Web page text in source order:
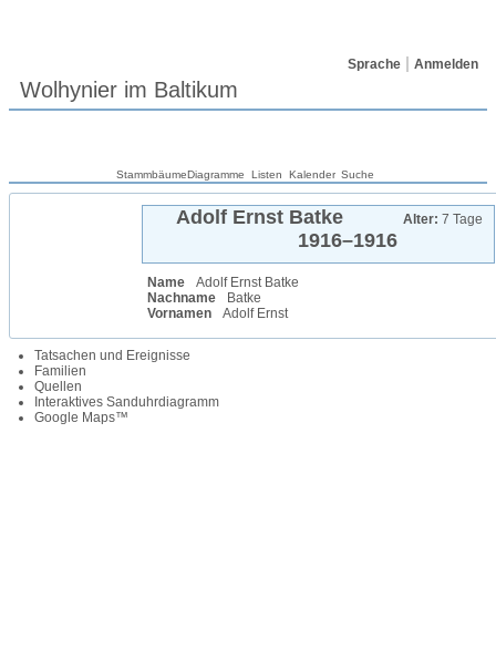
Sprache Anmelden
Wolhynier im Baltikum
StammbäumeDiagramme Listen Kalender Suche
Adolf Ernst Batke Alter: 7 Tage
1916–1916
Name Adolf Ernst Batke
Nachname
Batke
Vornamen
Adolf Ernst
Tatsachen und Ereignisse
Familien
Quellen
Interaktives Sanduhrdiagramm
Google Maps™